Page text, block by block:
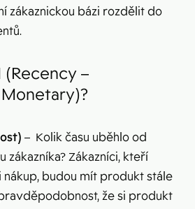
zákaznickou bázi rozdělit do
(Recency –
– Kolik času uběhlo od
zákazníka? Zákazníci, kteří
budou mít produkt stále
že si produkt